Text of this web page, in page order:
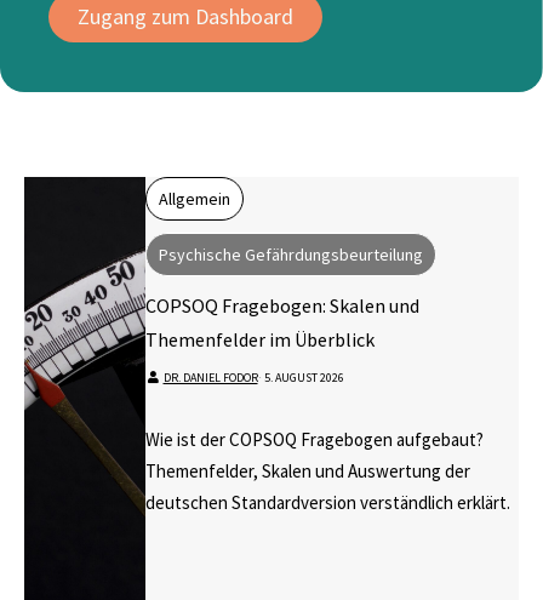
Zugang zum Dashboard
Allgemein
Psychische Gefährdungsbeurteilung
COPSOQ Fragebogen: Skalen und
Themenfelder im Überblick
DR. DANIEL FODOR⋅ 5. AUGUST 2026
Wie ist der COPSOQ Fragebogen aufgebaut?
Themenfelder, Skalen und Auswertung der
deutschen Standardversion verständlich erklärt.